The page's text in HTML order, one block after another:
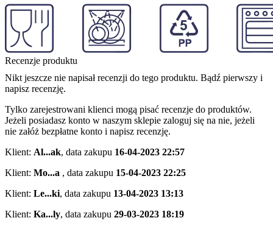
Recenzje produktu
Nikt jeszcze nie napisał recenzji do tego produktu. Bądź pierwszy i
napisz recenzję.
Tylko zarejestrowani klienci mogą pisać recenzje do produktów.
Jeżeli posiadasz konto w naszym sklepie zaloguj się na nie, jeżeli
nie załóż bezpłatne konto i napisz recenzję.
Klient: Al...ak, data zakupu 16-04-2023 22:57
Klient: Mo...a , data zakupu 15-04-2023 22:25
Klient: Le...ki, data zakupu 13-04-2023 13:13
Klient: Ka...ly, data zakupu 29-03-2023 18:19